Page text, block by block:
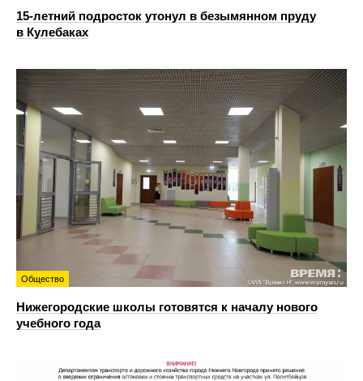
15-летний подросток утонул в безымянном пруду
в Кулебаках
Общество
Нижегородские школы готовятся к началу нового
учебного года